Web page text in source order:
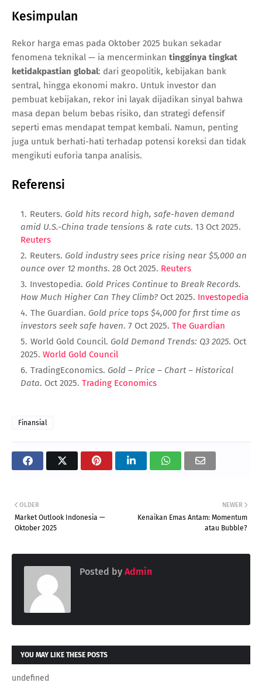
Kesimpulan
Rekor harga emas pada Oktober 2025 bukan sekadar
fenomena teknikal — ia mencerminkan tingginya tingkat
ketidakpastian global: dari geopolitik, kebijakan bank
sentral, hingga ekonomi makro. Untuk investor dan
pembuat kebijakan, rekor ini layak dijadikan sinyal bahwa
masa depan belum bebas risiko, dan strategi defensif
seperti emas mendapat tempat kembali. Namun, penting
juga untuk berhati-hati terhadap potensi koreksi dan tidak
mengikuti euforia tanpa analisis.
Referensi
Reuters. Gold hits record high, safe-haven demand
amid U.S.-China trade tensions & rate cuts. 13 Oct 2025.
Reuters
Reuters. Gold industry sees price rising near $5,000 an
ounce over 12 months. 28 Oct 2025. Reuters
Investopedia. Gold Prices Continue to Break Records.
How Much Higher Can They Climb? Oct 2025. Investopedia
The Guardian. Gold price tops $4,000 for first time as
investors seek safe haven. 7 Oct 2025. The Guardian
World Gold Council. Gold Demand Trends: Q3 2025. Oct
2025. World Gold Council
TradingEconomics. Gold – Price – Chart – Historical
Data. Oct 2025. Trading Economics
Finansial
NEWER
Kenaikan Emas Antam: Momentum
atau Bubble?
OLDER
Market Outlook Indonesia —
Oktober 2025
Posted by Admin
YOU MAY LIKE THESE POSTS
undefined